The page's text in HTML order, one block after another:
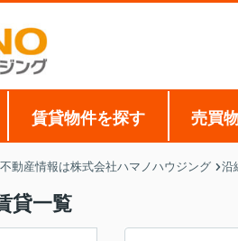
賃貸物件を探す 売買
動産情報は株式会社ハマノハウジング 沿
貸一覧